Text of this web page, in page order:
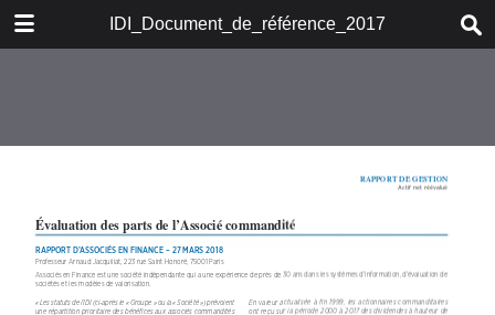
IDI_Document_de_référence_2017
DOWNLOAD
Christian Langlois-Meurinne et les
membres du Comité Exécutif
1. PRÉSENTATION DU GROUPE